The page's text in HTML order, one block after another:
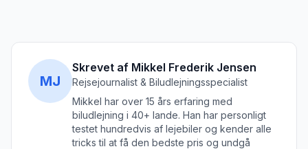
MJ
Skrevet af Mikkel Frederik Jensen
Rejsejournalist & Biludlejningsspecialist
Mikkel har over 15 års erfaring med
biludlejning i 40+ lande. Han har personligt
testet hundredvis af lejebiler og kender alle
tricks til at få den bedste pris og undgå